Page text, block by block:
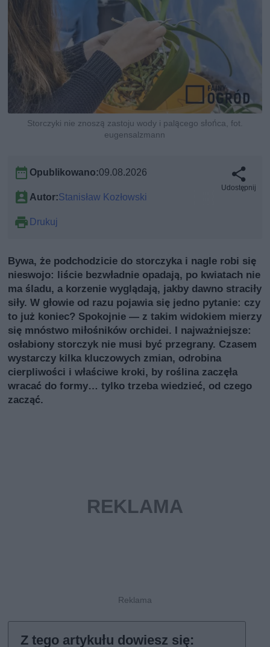
Storczyki nie znoszą zastoju wody i palącego słońca, fot.
eugensalzmann
Opublikowano:09.08.2026
Autor:Stanisław Kozłowski
Drukuj
Udostępnij
Bywa, że podchodzicie do storczyka i nagle robi się
nieswojo: liście bezwładnie opadają, po kwiatach nie
ma śladu, a korzenie wyglądają, jakby dawno straciły
siły. W głowie od razu pojawia się jedno pytanie: czy
to już koniec? Spokojnie — z takim widokiem mierzy
się mnóstwo miłośników orchidei. I najważniejsze:
osłabiony storczyk nie musi być przegrany. Czasem
wystarczy kilka kluczowych zmian, odrobina
cierpliwości i właściwe kroki, by roślina zaczęła
wracać do formy… tylko trzeba wiedzieć, od czego
zacząć.